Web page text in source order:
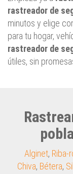
rastreador de
minutos y elige
para tu hogar,
rastreador de
útiles, sin
Alginet, Riba-
Chiva, Bétera,